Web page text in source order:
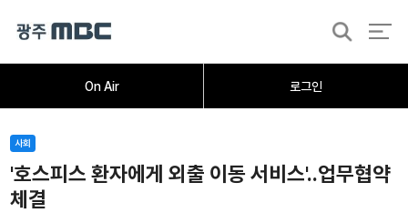
On Air 로그인
검
오늘의뉴스뉴스데스크 취재가시작되자
사회
'호스피스 환자에게 외출 이동 서비스'..업무협약
체결